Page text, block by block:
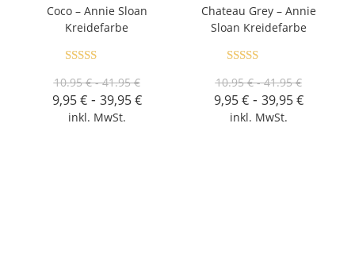
Coco – Annie Sloan
Kreidefarbe
10.95 € - 41.95 €
9,95€- 39,95€
inkl. MwSt.
Chateau Grey – Annie
Sloan Kreidefarbe
10.95 € - 41.95 €
9,95€- 39,95€
inkl. MwSt.